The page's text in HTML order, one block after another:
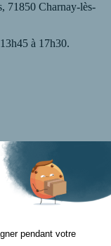
71850 Charnay-lès-
à 17h30.